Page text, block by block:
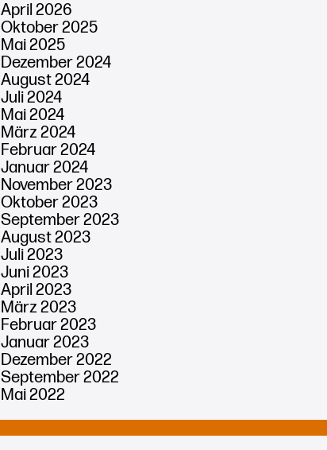
April 2026
Oktober 2025
Mai 2025
Dezember 2024
August 2024
Juli 2024
Mai 2024
März 2024
Februar 2024
Januar 2024
November 2023
Oktober 2023
September 2023
August 2023
Juli 2023
Juni 2023
April 2023
März 2023
Februar 2023
Januar 2023
Dezember 2022
September 2022
Mai 2022